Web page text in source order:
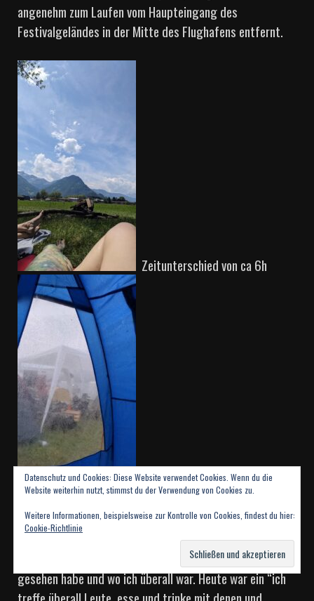
angenehm zum Laufen vom Haupteingang des
Festivalgeländes in der Mitte des Flughafens entfernt.
Zeitunterschied von ca 6h
Ich bin gerade nicht sicher, welche Bands ich heute
gesehen habe und wo ich überall war. Heute war ein “ich
Datenschutz und Cookies: Diese Website verwendet Cookies. Wenn du die
Website weiterhin nutzt, stimmst du der Verwendung von Cookies zu.
Weitere Informationen, beispielsweise zur Kontrolle von Cookies, findest du hier:
Cookie-Richtlinie